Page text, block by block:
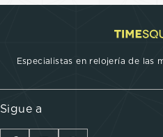
Especialistas en relojería de las
Sigue a